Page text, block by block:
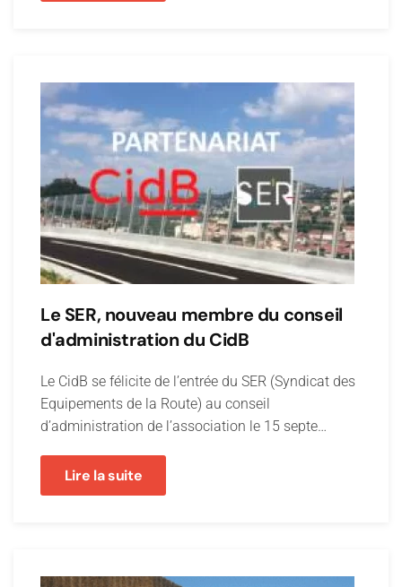
Le SER, nouveau membre du conseil
d'administration du CidB
Le CidB se félicite de l’entrée du SER (Syndicat des
Equipements de la Route) au conseil
d’administration de l’association le 15 septe…
Lire la suite